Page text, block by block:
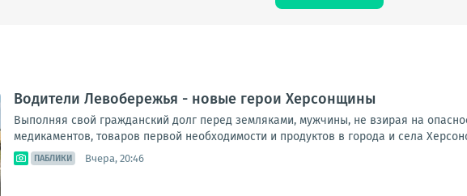
Водители Левобережья - новые герои Херсонщины
Выполняя свой гражданский долг перед земляками, мужчины, не взирая на
медикаментов, товаров первой необходимости и продуктов в города и села
ПАБЛИКИ Вчера, 20:46